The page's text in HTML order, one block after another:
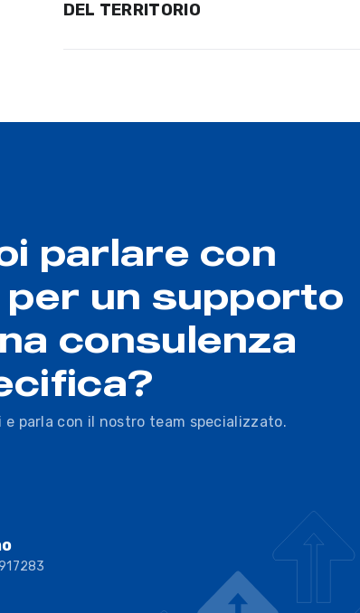
DEL TERRITORIO
parlare con
per un supporto
consulenza
e parla con il nostro team specializzato.